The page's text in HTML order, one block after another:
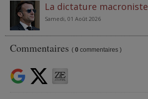
La dictature macroniste
Samedi, 01 Août 2026
Commentaires ( 0 commentaires )